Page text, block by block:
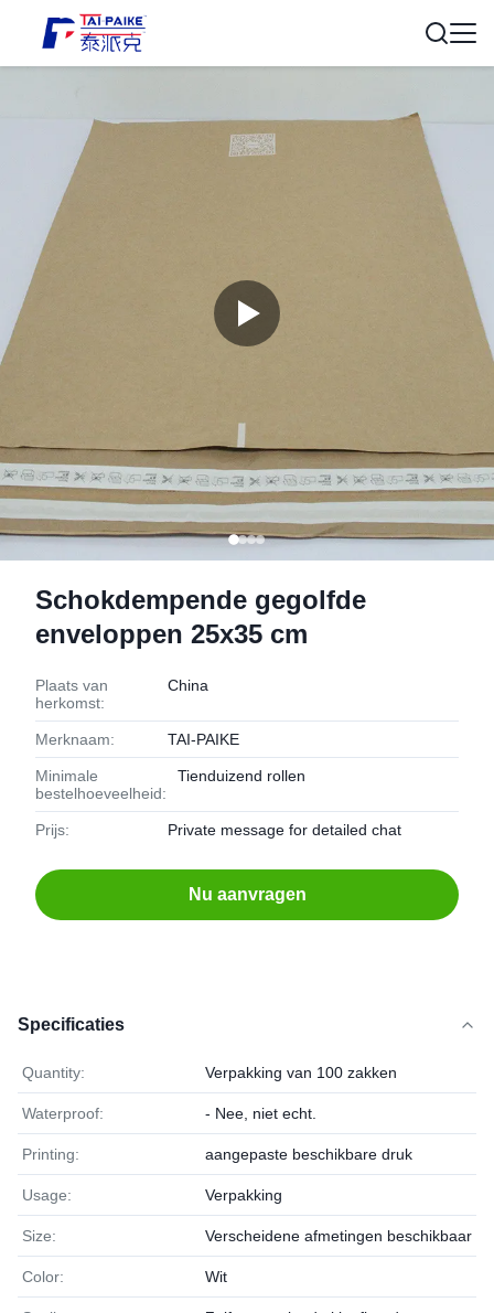
Schokdempende gegolfde
enveloppen 25x35 cm
Plaats van
herkomst:
China
Merknaam: TAI-PAIKE
Minimale
bestelhoeveelheid:
Tienduizend rollen
Prijs: Private message for detailed chat
Nu aanvragen
Specificaties
Quantity: Verpakking van 100 zakken
Waterproof: - Nee, niet echt.
Printing: aangepaste beschikbare druk
Usage: Verpakking
Size: Verscheidene afmetingen beschikbaar
Color: Wit